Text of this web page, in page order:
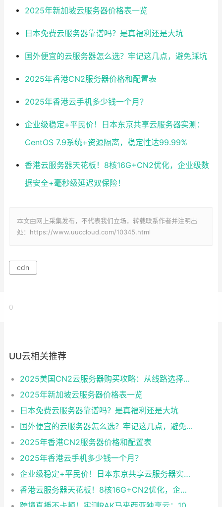
2025年新加坡云服务器价格表一览
日本免费云服务器靠谱吗？是真福利还是大坑
国外便宜的云服务器怎么选？牢记这几点，避免踩坑
2025年香港CN2服务器价格和配置表
2025年香港云手机多少钱一个月？
企业级稳定+平民价！日本东京共享云服务器实测：
CentOS 7.9系统+资源隔离，稳定性达99.99%
香港云服务器天花板！8核16G+CN2优化，企业级数
据安全+毫秒级延迟双保险！
本文由网上采集发布，不代表我们立场，转载联系作者并注明出
处：https://www.uuccloud.com/10345.html
cdn
0
UU云相关推荐
2025美国CN2云服务器购买攻略：从线路选择到实操最全指南
2025年新加坡云服务器价格表一览
日本免费云服务器靠谱吗？是真福利还是大坑
国外便宜的云服务器怎么选？牢记这几点，避免踩坑
2025年香港CN2服务器价格和配置表
2025年香港云手机多少钱一个月？
企业级稳定+平民价！日本东京共享云服务器实测：CentOS 7.9系统+资源隔离，稳定性达99.99%
香港云服务器天花板！8核16G+CN2优化，企业级数据安全+毫秒级延迟双保险！